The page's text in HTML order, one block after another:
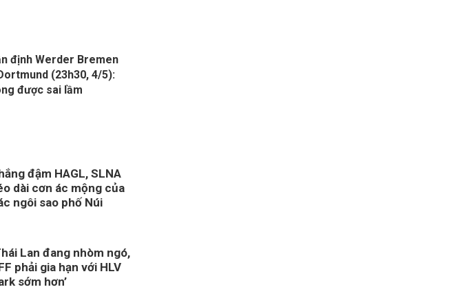
định Werder Bremen
(23h30, 4/5):
được sai lầm
đậm HAGL, SLNA
dài cơn ác mộng của
ngôi sao phố Núi
Lan đang nhòm ngó,
phải gia hạn với HLV
sớm hơn’